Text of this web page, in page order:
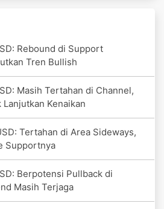
Rebound di Support
Tren Bullish
Masih Tertahan di Channel,
Kenaikan
Tertahan di Area Sideways,
Supportnya
Berpotensi Pullback di
Masih Terjaga